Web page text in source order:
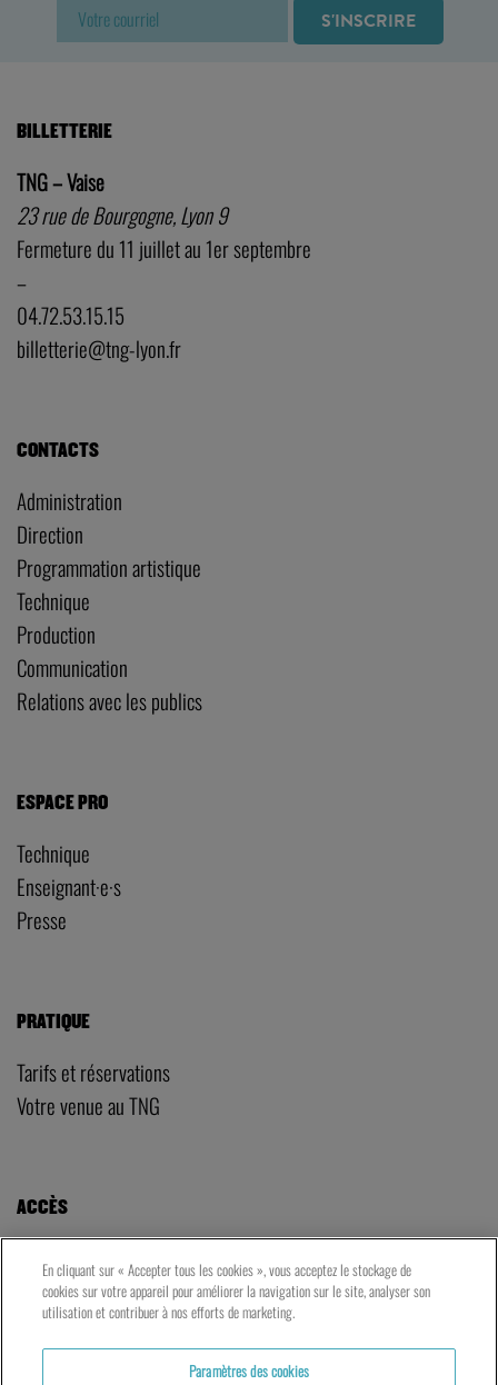
BILLETTERIE
TNG – Vaise
23 rue de Bourgogne, Lyon 9
Fermeture du 11 juillet au 1er septembre
–
04.72.53.15.15
billetterie@tng-lyon.fr
CONTACTS
Administration
Direction
Programmation artistique
Technique
Production
Communication
Relations avec les publics
ESPACE PRO
Technique
Enseignant·e·s
Presse
PRATIQUE
Tarifs et réservations
Votre venue au TNG
ACCÈS
LE TNG – VAISE
23 rue de Bourgogne – Lyon 9ème
LES ATELIERS – PRESQU’ÎLE
En cliquant sur « Accepter tous les cookies », vous acceptez le stockage de
cookies sur votre appareil pour améliorer la navigation sur le site, analyser son
utilisation et contribuer à nos efforts de marketing.
Paramètres des cookies